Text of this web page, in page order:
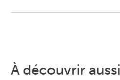
À découvrir aussi